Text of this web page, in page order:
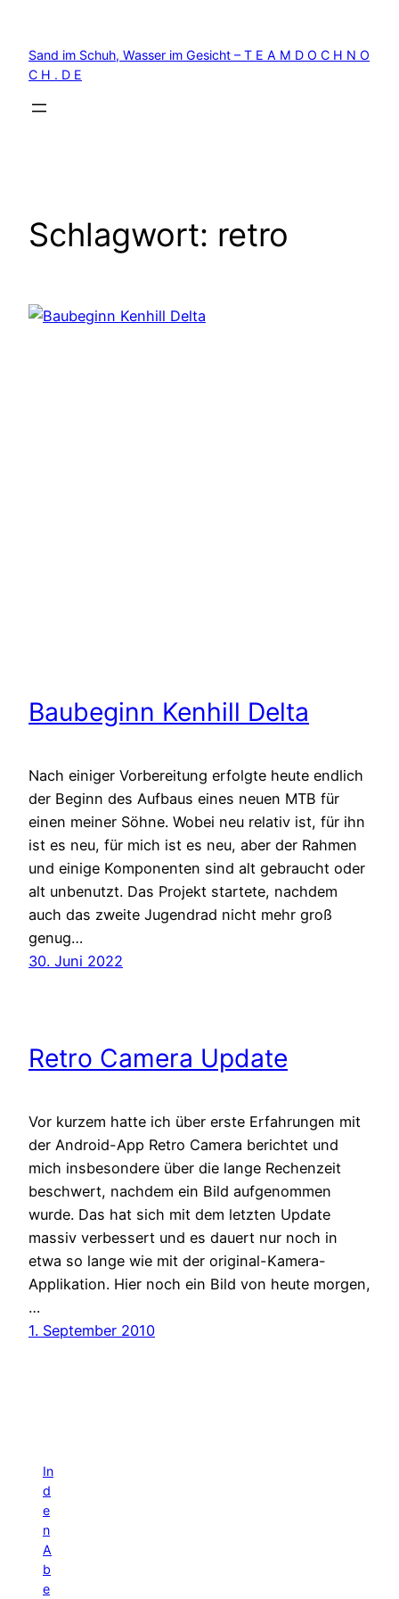
springen
Sand im Schuh, Wasser im Gesicht – T E A M D O C H N O
C H . D E
Schlagwort: retro
Baubeginn Kenhill Delta
Nach einiger Vorbereitung erfolgte heute endlich
der Beginn des Aufbaus eines neuen MTB für
einen meiner Söhne. Wobei neu relativ ist, für ihn
ist es neu, für mich ist es neu, aber der Rahmen
und einige Komponenten sind alt gebraucht oder
alt unbenutzt. Das Projekt startete, nachdem
auch das zweite Jugendrad nicht mehr groß
genug…
30. Juni 2022
Retro Camera Update
Vor kurzem hatte ich über erste Erfahrungen mit
der Android-App Retro Camera berichtet und
mich insbesondere über die lange Rechenzeit
beschwert, nachdem ein Bild aufgenommen
wurde. Das hat sich mit dem letzten Update
massiv verbessert und es dauert nur noch in
etwa so lange wie mit der original-Kamera-
Applikation. Hier noch ein Bild von heute morgen,
…
1. September 2010
In
d
e
n
A
b
e